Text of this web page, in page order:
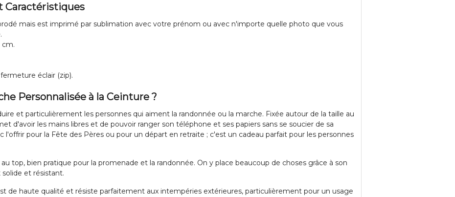
Caractéristiques
mais est imprimé par sublimation avec votre prénom ou avec n'importe quelle photo que vous
cm.
éclair (zip).
Personnalisée à la Ceinture ?
et particulièrement les personnes qui aiment la randonnée ou la marche. Fixée autour de la taille au
d'avoir les mains libres et de pouvoir ranger son téléphone et ses papiers sans se soucier de sa
l'offrir pour la Fête des Pères ou pour un départ en retraite ; c'est un cadeau parfait pour les personnes
au top, bien pratique pour la promenade et la randonnée. On y place beaucoup de choses grâce à son
et résistant.
de haute qualité et résiste parfaitement aux intempéries extérieures, particulièrement pour un usage